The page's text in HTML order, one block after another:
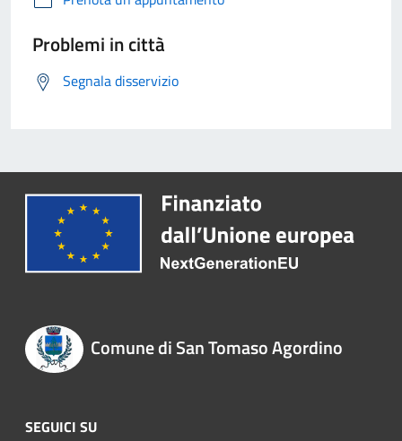
Problemi in città
Segnala disservizio
Comune di San Tomaso Agordino
SEGUICI SU